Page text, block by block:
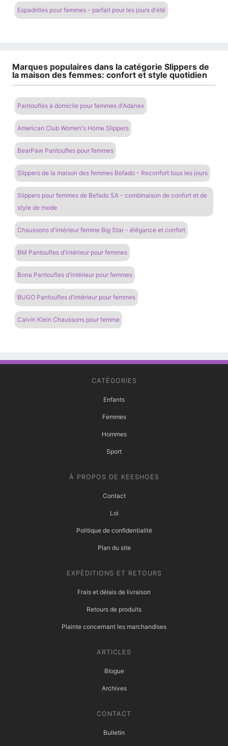
Espadrilles pour femmes - parfait pour les jours d'été
Marques populaires dans la catégorie Slippers de
la maison des femmes: confort et style quotidien
Pantoufles à domicile pour femmes d'Adanex
American Club Women's Home Slippers
BearPaw Pantoufles pour femmes
Slippers de la maison des femmes Befado - Reconfort tous les jours
Slippers pour femmes de Befado SA - combinaison de confort et de
style de mode
Chaussons d'intérieur femme Big Star - élégance et confort
BM Pantoufles d'intérieur pour femmes
Bona Pantoufles d'intérieur pour femmes
BUGO Pantoufles d'intérieur pour femmes
Calvin Klein Chaussons pour femme
CATÉGORIES
Enfants
Femmes
Hommes
Sport
À PROPOS DE KEESHOES
Contact
Loi
Politique de confidentialité
Plan du site
EXPÉDITIONS ET RETOURS
Frais et délais de livraison
Retours de produits
Plainte concernant les marchandises
ARTICLES
Blogue
Archives
CONTACT
Bulletin